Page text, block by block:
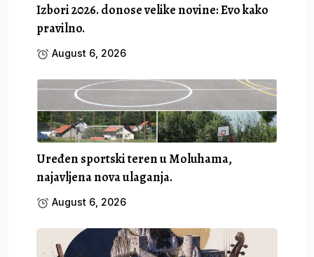
Izbori 2026. donose velike novine: Evo kako
pravilno.
August 6, 2026
Uređen sportski teren u Moluhama,
najavljena nova ulaganja.
August 6, 2026